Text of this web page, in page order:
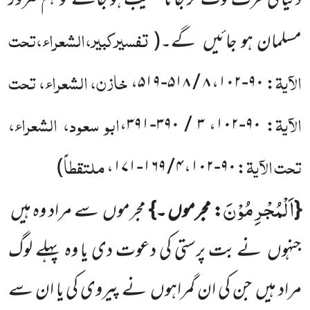
مسلمان ہو جائیں گے۔(تفسیرکبیر،الشعراء،تحت
الآیۃ:۹۰-۱۰۲ ،۸ / ۵۱۸-۵۱۹ ،خازن، الشعراء، تحت
الآیۃ: ۹۰-۱۰۲ ،۳ / ۳۹۰-۳۹۱ ،ابو سعود، الشعراء،
تحت الآیۃ:۹۰-۱۰۲ ،۴ / ۱۶۹-۱۷۱ ،ملتقطاً)
{اَلْمُجْرِمُوْنَ: مجرموں ۔}مجرموںسے مراد وہ ہیں
جنہوں نے بت پرستی کی دعوت دی یا وہ پہلے لوگ
مراد ہیںجن کی ان گمراہوںنے پیروی کی یا ان سے